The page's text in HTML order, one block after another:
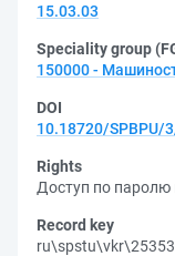
15.03.03
Speciality group
150000 -
DOI
10.18720/
Rights
Доступ по паролю
Record key
ru\spstu\vkr\25353